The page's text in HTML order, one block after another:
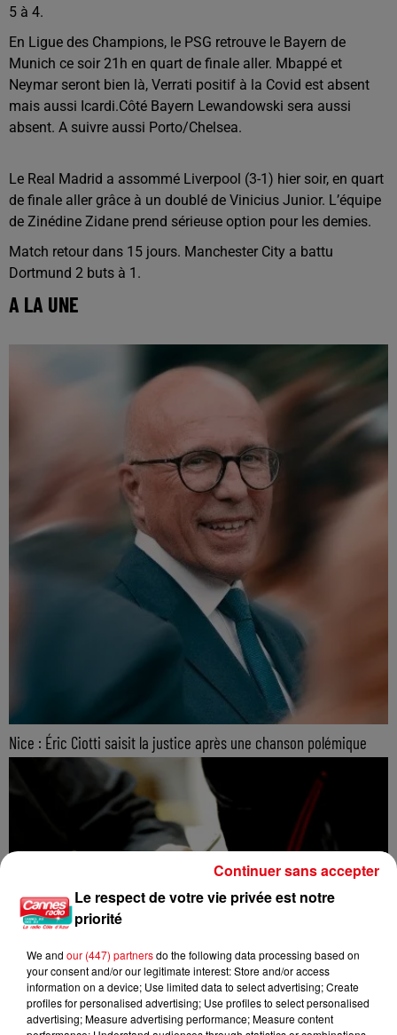
5 à 4.
En Ligue des Champions, le PSG retrouve le Bayern de
Munich ce soir 21h en quart de finale aller. Mbappé et
Neymar seront bien là, Verrati positif à la Covid est absent
mais aussi Icardi.Côté Bayern Lewandowski sera aussi
absent. A suivre aussi Porto/Chelsea.
Le Real Madrid a assommé Liverpool (3-1) hier soir, en quart
de finale aller grâce à un doublé de Vinicius Junior. L’équipe
de Zinédine Zidane prend sérieuse option pour les demies.
Match retour dans 15 jours. Manchester City a battu
Dortmund 2 buts à 1.
A LA UNE
Nice : Éric Ciotti saisit la justice après une chanson polémique
Le respect de votre vie privée est notre
priorité
We and our (447) partnersdo the following data processing based on
your consent and/or our legitimate interest: Store and/or access
information on a device; Use limited data to select advertising; Create
profiles for personalised advertising; Use profiles to select personalised
advertising; Measure advertising performance; Measure content
Continuer sans accepter